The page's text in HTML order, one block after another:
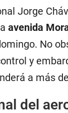
Jorge
avenida
No
y
a más
del